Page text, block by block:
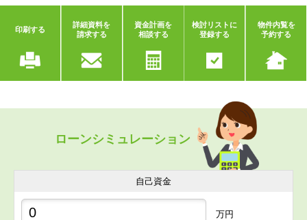
印刷する
詳細資料を
請求する
資金計画を
相談する
検討リストに
登録する
物件内覧を
予約する
ローンシミュレーション
自己資金
万円